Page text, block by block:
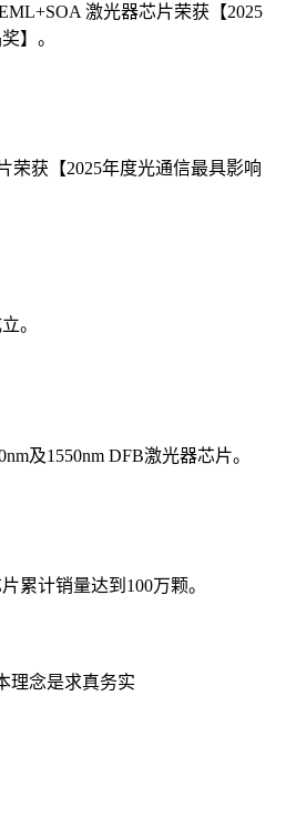
激光器芯片荣获【2025
】。
荣获【2025年度光通信最具影响
。
及1550nm DFB激光器芯片。
累计销量达到100万颗。
理念是求真务实